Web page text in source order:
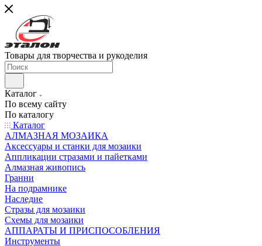
Товары для творчества и рукоделия
Каталог
По всему сайту
По каталогу
Каталог
АЛМАЗНАЯ МОЗАИКА
Аксессуары и станки для мозаики
Аппликации стразами и пайетками
Алмазная живопись
Гранни
На подрамнике
Наследие
Стразы для мозаики
Схемы для мозаики
АППАРАТЫ И ПРИСПОСОБЛЕНИЯ
Инструменты